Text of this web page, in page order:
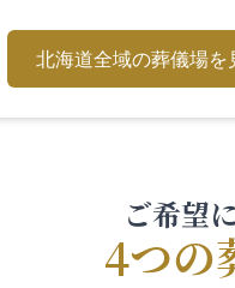
北海道全域の葬儀場を
ご希望
4つの